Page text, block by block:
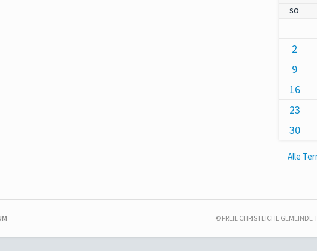
SO
2
9
16
23
30
Alle
© FREIE CHRISTLICHE GEMEINDE